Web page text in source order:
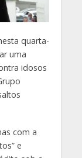
quarta-
uma
idosos
com a
e